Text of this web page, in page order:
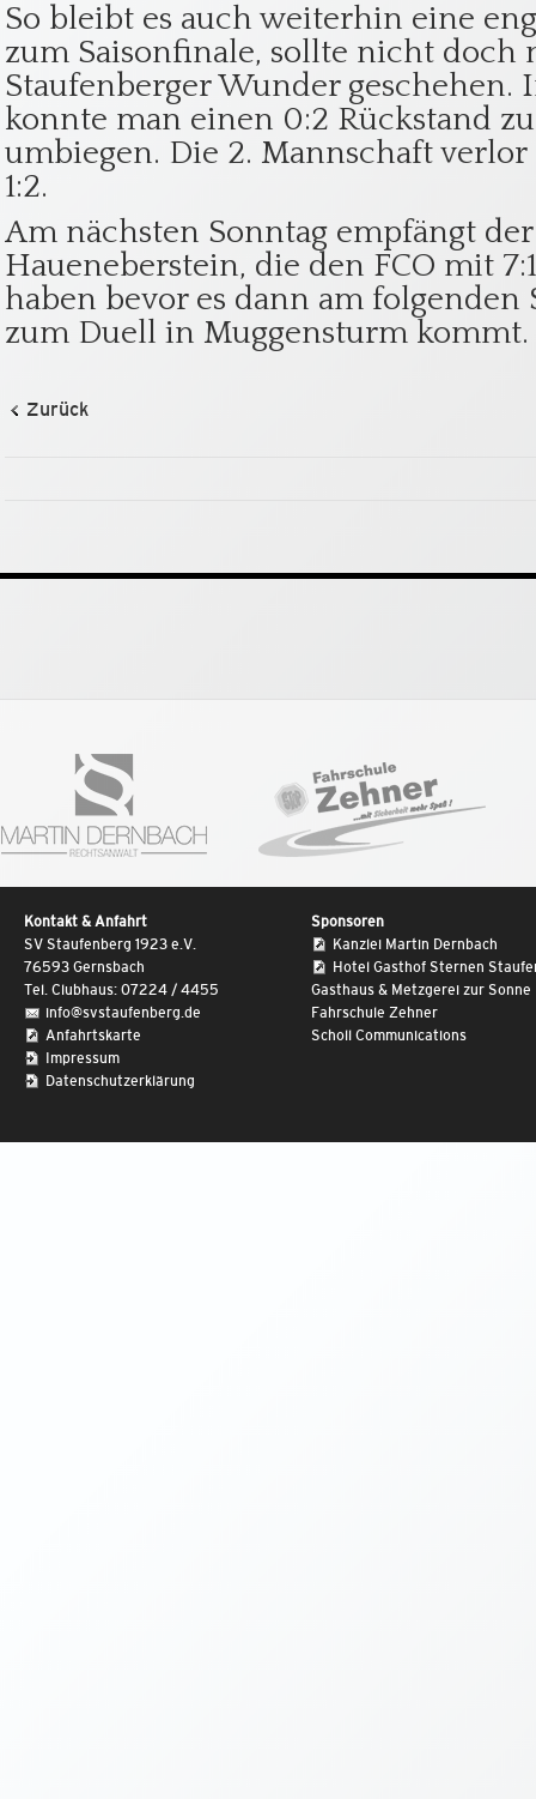
So bleibt es auch weiterhin eine
zum Saisonfinale, sollte nicht doch
Staufenberger Wunder geschehen.
konnte man einen 0:2 Rückstand
umbiegen. Die 2. Mannschaft
1:2.
Am nächsten Sonntag empfängt der
Haueneberstein, die den FCO mit
haben bevor es dann am folgenden
zum Duell in Muggensturm kommt.
Zurück
Kontakt & Anfahrt
SV Staufenberg 1923 e.V.
76593 Gernsbach
Tel. Clubhaus: 07224 / 4455
info@svstaufenberg.de
Anfahrtskarte
Impressum
Datenschutzerklärung
Sponsoren
Kanzlei Martin Dernbach
Hotel Gasthof Sternen
Gasthaus & Metzgerei zur Sonne
Fahrschule Zehner
Scholl Communications